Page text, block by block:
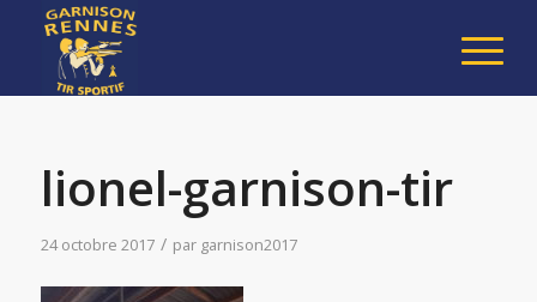
lionel-garnison-tir
24 octobre 2017 / par garnison2017